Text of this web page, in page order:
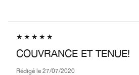
COUVRANCE ET TENUE!
Rédigé le 27/07/2020